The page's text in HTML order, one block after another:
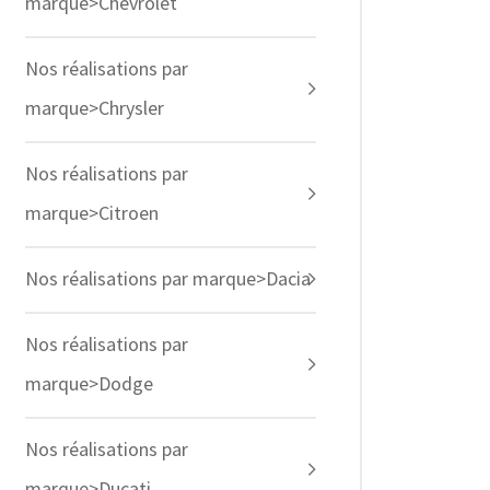
Nos réalisations par
marque>Chrysler
Nos réalisations par
marque>Citroen
Nos réalisations par marque>Dacia
Nos réalisations par
marque>Dodge
Nos réalisations par